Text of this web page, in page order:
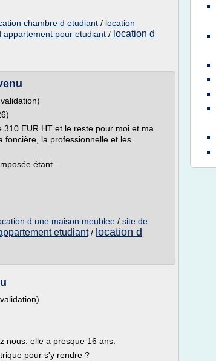
chambre d etudiant / location
appartement pour etudiant / location d
EUR HT et le reste pour moi et ma
foncière, la professionnelle et les
étant...
d une maison meublee / site de
etudiant/ location d
nous. elle a presque 16 ans.
pour s'y rendre ?